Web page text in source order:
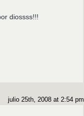
diossss!!!
julio 25th, 2008 at 2:54 pm